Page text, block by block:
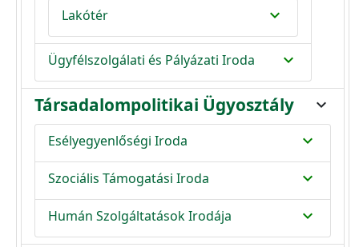
Lakótér expand_more
Ügyfélszolgálati és Pályázati Iroda expand_more
Társadalompolitikai Ügyosztály expand_more
Esélyegyenlőségi Iroda expand_more
Szociális Támogatási Iroda expand_more
Humán Szolgáltatások Irodája expand_more